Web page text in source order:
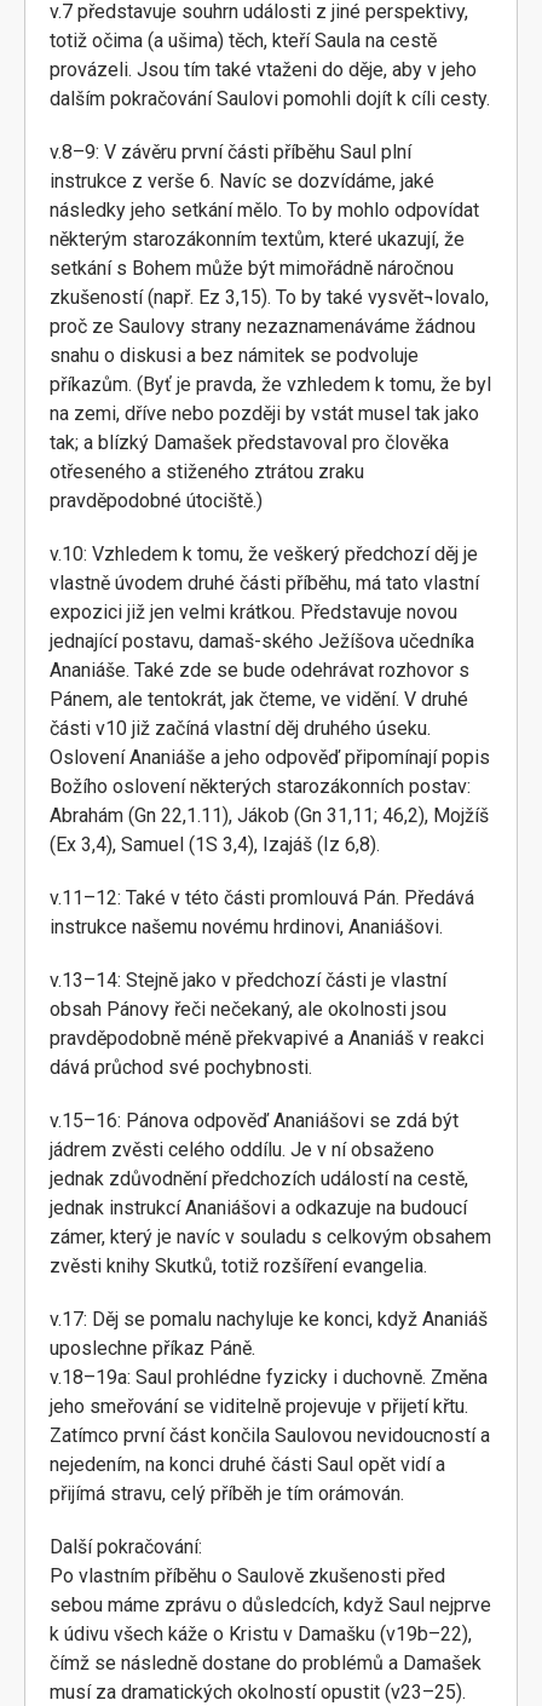
v.7 představuje souhrn události z jiné perspektivy,
totiž očima (a ušima) těch, kteří Saula na cestě
provázeli. Jsou tím také vtaženi do děje, aby v jeho
dalším pokračování Saulovi pomohli dojít k cíli cesty.
v.8–9: V závěru první části příběhu Saul plní
instrukce z verše 6. Navíc se dozvídáme, jaké
následky jeho setkání mělo. To by mohlo odpovídat
některým starozákonním textům, které ukazují, že
setkání s Bohem může být mimořádně náročnou
zkušeností (např. Ez 3,15). To by také vysvět¬lovalo,
proč ze Saulovy strany nezaznamenáváme žádnou
snahu o diskusi a bez námitek se podvoluje
příkazům. (Byť je pravda, že vzhledem k tomu, že byl
na zemi, dříve nebo později by vstát musel tak jako
tak; a blízký Damašek představoval pro člověka
otřeseného a stiženého ztrátou zraku
pravděpodobné útociště.)
v.10: Vzhledem k tomu, že veškerý předchozí děj je
vlastně úvodem druhé části příběhu, má tato vlastní
expozici již jen velmi krátkou. Představuje novou
jednající postavu, damaš-ského Ježíšova učedníka
Ananiáše. Také zde se bude odehrávat rozhovor s
Pánem, ale tentokrát, jak čteme, ve vidění. V druhé
části v10 již začíná vlastní děj druhého úseku.
Oslovení Ananiáše a jeho odpověď připomínají popis
Božího oslovení některých starozákonních postav:
Abrahám (Gn 22,1.11), Jákob (Gn 31,11; 46,2), Mojžíš
(Ex 3,4), Samuel (1S 3,4), Izajáš (Iz 6,8).
v.11–12: Také v této části promlouvá Pán. Předává
instrukce našemu novému hrdinovi, Ananiášovi.
v.13–14: Stejně jako v předchozí části je vlastní
obsah Pánovy řeči nečekaný, ale okolnosti jsou
pravděpodobně méně překvapivé a Ananiáš v reakci
dává průchod své pochybnosti.
v.15–16: Pánova odpověď Ananiášovi se zdá být
jádrem zvěsti celého oddílu. Je v ní obsaženo
jednak zdůvodnění předchozích událostí na cestě,
jednak instrukcí Ananiášovi a odkazuje na budoucí
zámer, který je navíc v souladu s celkovým obsahem
zvěsti knihy Skutků, totiž rozšíření evangelia.
v.17: Děj se pomalu nachyluje ke konci, když Ananiáš
uposlechne příkaz Páně.
v.18–19a: Saul prohlédne fyzicky i duchovně. Změna
jeho smeřování se viditelně projevuje v přijetí křtu.
Zatímco první část končila Saulovou nevidoucností a
nejedením, na konci druhé části Saul opět vidí a
přijímá stravu, celý příběh je tím orámován.
Další pokračování:
Po vlastním příběhu o Saulově zkušenosti před
sebou máme zprávu o důsledcích, když Saul nejprve
k údivu všech káže o Kristu v Damašku (v19b–22),
čímž se následně dostane do problémů a Damašek
musí za dramatických okolností opustit (v23–25).